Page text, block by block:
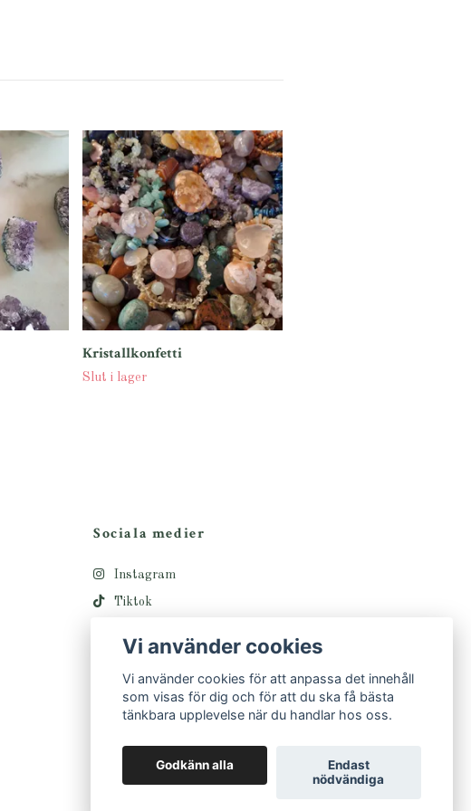
Kristallkonfetti
Slut i lager
Sociala medier
Instagram
Tiktok
Vi använder cookies
Vi använder cookies för att anpassa det innehåll
som visas för dig och för att du ska få bästa
tänkbara upplevelse när du handlar hos oss.
Godkänn alla
Endast
nödvändiga